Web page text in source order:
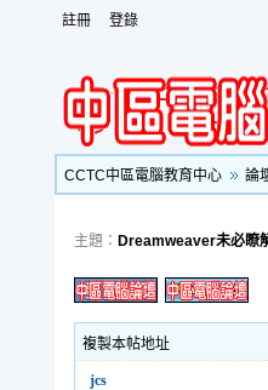
註冊 登錄
CCTC中區電腦教育中心 論
主題： Dreamweaver未必瞭
複製本帖地址
jcs